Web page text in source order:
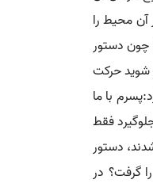
آن محیط را
چون دستور
شوید حرکت
با ما
فقط
دستور
گرفت؟ در